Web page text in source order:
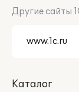
Другие сайты
Каталог